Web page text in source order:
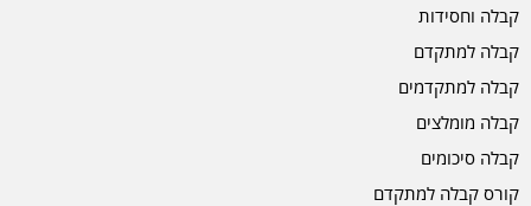
קבלה וחסידות
קבלה למתקדם
קבלה למתקדמים
קבלה מומלצים
קבלה סיכומים
קורס קבלה למתקדם